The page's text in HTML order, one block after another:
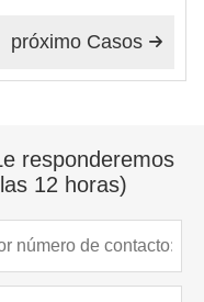

próximo Casos
responderemos
12 horas)